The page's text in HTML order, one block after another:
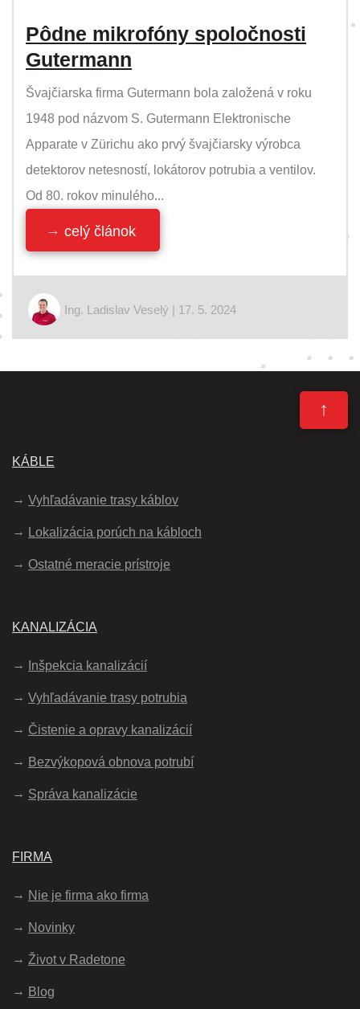
Pôdne mikrofóny spoločnosti
Gutermann
Švajčiarska firma Gutermann bola založená v roku
1948 pod názvom S. Gutermann Elektronische
Apparate v Zürichu ako prvý švajčiarsky výrobca
detektorov netesností, lokátorov potrubia a ventilov.
Od 80. rokov minulého...
celý článok
Ing. Ladislav Veselý | 17. 5. 2024
↑
KÁBLE
Vyhľadávanie trasy káblov
Lokalizácia porúch na kábloch
Ostatné meracie prístroje
KANALIZÁCIA
Inšpekcia kanalizácií
Vyhľadávanie trasy potrubia
Čistenie a opravy kanalizácií
Bezvýkopová obnova potrubí
Správa kanalizácie
FIRMA
Nie je firma ako firma
Novinky
Život v Radetone
Blog